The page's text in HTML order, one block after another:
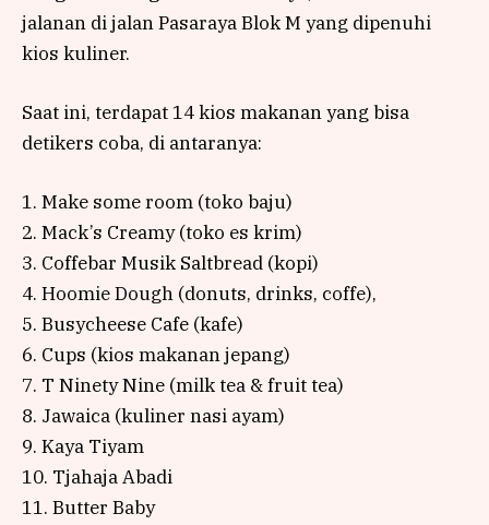
jalanan di jalan Pasaraya Blok M yang dipenuhi
kios kuliner.
Saat ini, terdapat 14 kios makanan yang bisa
detikers coba, di antaranya:
1. Make some room (toko baju)
2. Mack’s Creamy (toko es krim)
3. Coffebar Musik Saltbread (kopi)
4. Hoomie Dough (donuts, drinks, coffe),
5. Busycheese Cafe (kafe)
6. Cups (kios makanan jepang)
7. T Ninety Nine (milk tea & fruit tea)
8. Jawaica (kuliner nasi ayam)
9. Kaya Tiyam
10. Tjahaja Abadi
11. Butter Baby